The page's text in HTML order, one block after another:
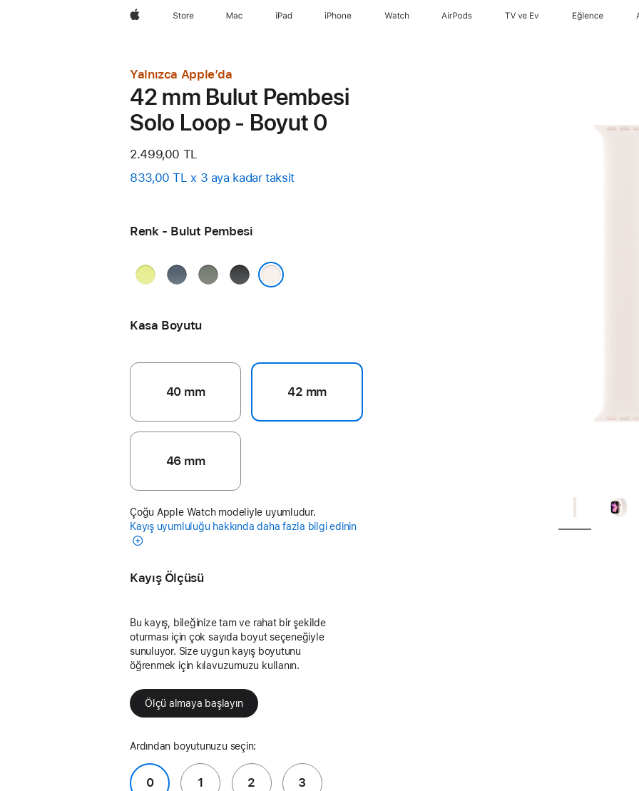
wzlhp Store Mac iPad iPhone Watch AirPods TV ve Ev Eğlence
Yalnızca Apple’da
42 mm Bulut Pembesi
Solo Loop - Boyut 0
2.499,00 TL
833,00 TL x 3 aya kadar taksit
Renk - Bulut Pembesi
Neon
DemirYeşil
Siyah
Kasa Boyutu
40 mm 42 mm
46 mm
Çoğu Apple Watch modeliyle uyumludur.
Kayış uyumluluğu hakkında daha fazla bilgi edinin
Kayış Ölçüsü
Bu kayış, bileğinize tam ve rahat bir şekilde
oturması için çok sayıda boyut seçeneğiyle
sunuluyor. Size uygun kayış boyutunu
öğrenmek için kılavuzumuzu kullanın.
Ölçü almaya başlayın
Ardından boyutunuzu seçin:
0 1 2 3